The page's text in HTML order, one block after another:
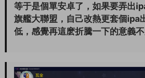
等于是個單安卓了，如果要弄出
旗艦大聯盟，自己改熱更套個ipa
低，感覺再這麽折騰一下的意義不